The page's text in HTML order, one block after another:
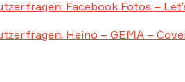
Facebook Fotos –
Heino – GEMA –